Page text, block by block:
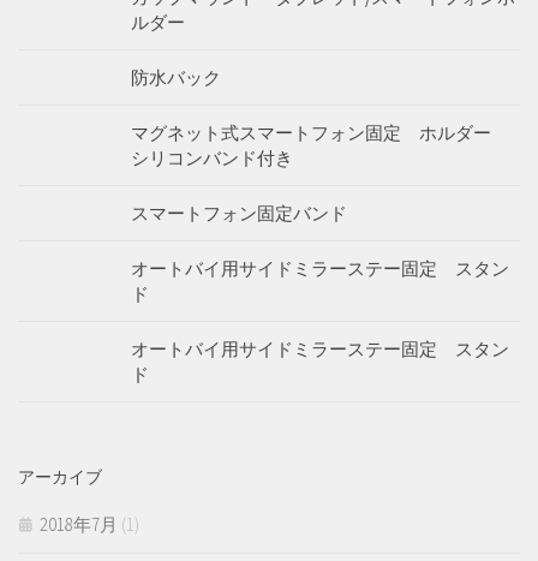
ルダー
防水バック
マグネット式スマートフォン固定 ホルダー
シリコンバンド付き
スマートフォン固定バンド
オートバイ用サイドミラーステー固定 スタン
ド
オートバイ用サイドミラーステー固定 スタン
ド
アーカイブ
2018年7月 (1)